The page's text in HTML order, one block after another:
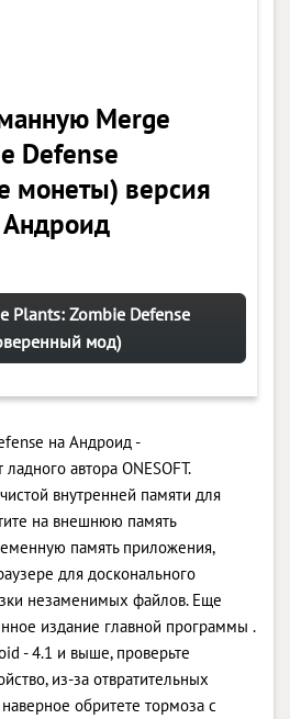
Merge
Defense
монеты) версия
Plants: Zombie Defense
мод)
на Андроид -
автора ONESOFT.
внутренней памяти для
на внешнюю память
память приложения,
для досконального
незаменимых файлов. Еще
издание главной программы .
- 4.1 и выше, проверьте
из-за отвратительных
обритете тормоза с